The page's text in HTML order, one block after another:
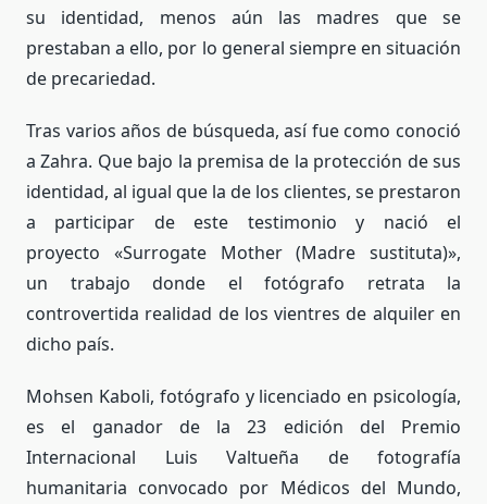
su identidad, menos aún las madres que se
prestaban a ello, por lo general siempre en situación
de precariedad.
Tras varios años de búsqueda, así fue como conoció
a Zahra. Que bajo la premisa de la protección de sus
identidad, al igual que la de los clientes, se prestaron
a participar de este testimonio y nació el
proyecto «Surrogate Mother (Madre sustituta)»,
un trabajo donde el fotógrafo retrata la
controvertida realidad de los vientres de alquiler en
dicho país.
Mohsen Kaboli, fotógrafo y licenciado en psicología,
es el ganador de la 23 edición del Premio
Internacional Luis Valtueña de fotografía
humanitaria convocado por Médicos del Mundo,